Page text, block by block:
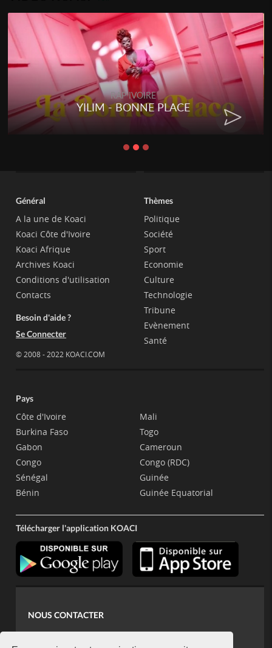
RAP IVOIRE
YILIM - BONNE PLACE
Général
A la une de Koaci
Koaci Côte d'Ivoire
Koaci Afrique
Archives Koaci
Conditions d'utilisation
Contacts
Besoin d'aide ?
Se Connecter
© 2008 - 2022 KOACI.COM
Thèmes
Politique
Société
Sport
Economie
Culture
Technologie
Tribune
Evènement
Santé
Pays
Côte d'Ivoire
Burkina Faso
Gabon
Congo
Sénégal
Bénin
Mali
Togo
Cameroun
Congo (RDC)
Guinée
Guinée Equatorial
Télécharger l'application KOACI
NOUS CONTACTER